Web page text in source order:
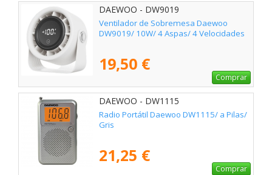
DAEWOO - DW9019
Ventilador de Sobremesa Daewoo
DW9019/ 10W/ 4 Aspas/ 4 Velocidades
19,50 €
Comprar
DAEWOO - DW1115
Radio Portátil Daewoo DW1115/ a Pilas/
Gris
21,25 €
Comprar